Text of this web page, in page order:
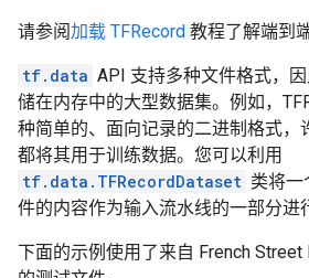
请参阅加载 TFRecord 教程了解端到
tf.data API 支持多种文件格式，
储在内存中的大型数据集。例如，
种简单的、面向记录的二进制格式，
都将其用于训练数据。您可以利用
tf.data.TFRecordDataset 类将一
件的内容作为输入流水线的一部分进
下面的示例使用了来自 French Street